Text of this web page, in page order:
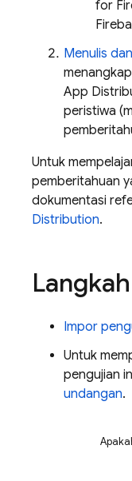
for
Menulis
App
peristiwa
Untuk
pemberitahuan
dokumentasi
Distribution.
Impor
Untuk
pengujian
undangan.